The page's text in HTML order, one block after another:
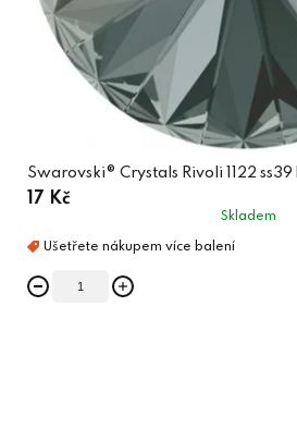
Swarovski® Crystals Rivoli 1122
17 Kč
Skladem